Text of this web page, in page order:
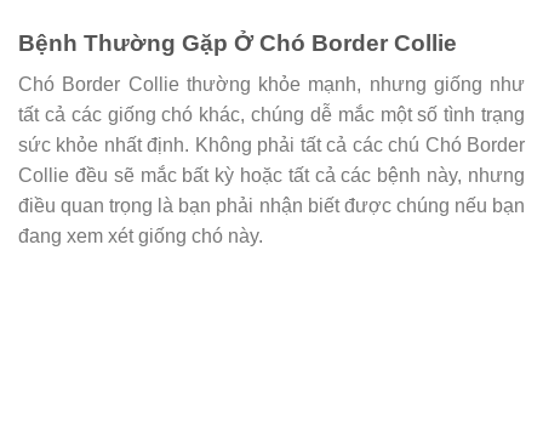
Bệnh Thường Gặp Ở Chó Border Collie
Chó Border Collie thường khỏe mạnh, nhưng giống như
tất cả các giống chó khác, chúng dễ mắc một số tình trạng
sức khỏe nhất định. Không phải tất cả các chú Chó Border
Collie đều sẽ mắc bất kỳ hoặc tất cả các bệnh này, nhưng
điều quan trọng là bạn phải nhận biết được chúng nếu bạn
đang xem xét giống chó này.